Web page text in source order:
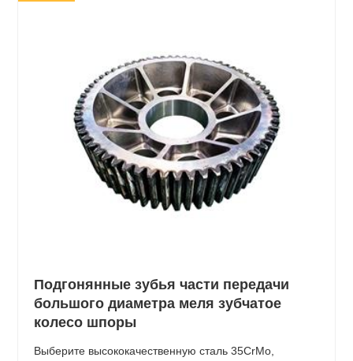
Подгонянные зубья части передачи
большого диаметра меля зубчатое
колесо шпоры
Выберите высококачественную сталь 35CrMo,